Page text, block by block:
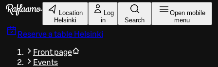
Skip to main content
Location
Helsinki
Log
in
Search
Open mobile
menu
Reserve a table Helsinki
Front page
Events